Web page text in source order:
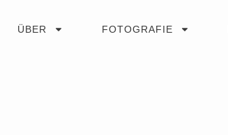
ÜBER FOTOGRAFIE